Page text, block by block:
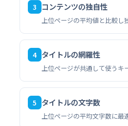
3 コンテンツの独自性
上位ページの平均値と比較し
4 タイトルの網羅性
上位ページが共通して使うキ
5 タイトルの文字数
上位ページの平均文字数に最